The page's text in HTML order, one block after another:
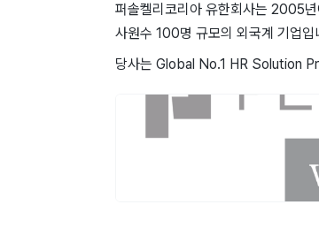
퍼솔켈리코리아 유한회사는 2005
사원수 100명 규모의 외국계 기업입
당사는 Global No.1 HR Solution